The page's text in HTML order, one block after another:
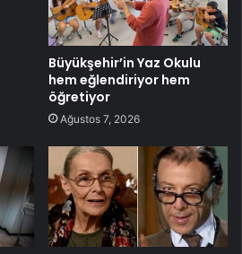
Büyükşehir’in Yaz Okulu
hem eğlendiriyor hem
öğretiyor
Ağustos 7, 2026